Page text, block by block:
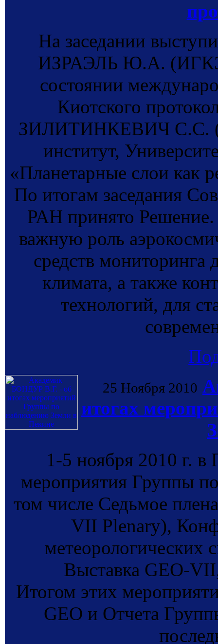
На заседании
ИЗРАЭЛЬ Ю.А. (ИГКЭ
состоянии
Киотского
ЗИЛИТИНКЕВИЧ С.С.
институт,
«Планетарные слои как
По итогам заседания
РАН принято
важную роль
средств мониторинга
климата, а также
технологий, для
25 Ноября 2010
итогах
1-5 ноября 2010 г. в
мероприятия Группы
том числе Седьмое
VII Plenary),
метеорологических
Выставка GEO-
Итогом этих
GEO и Отчета